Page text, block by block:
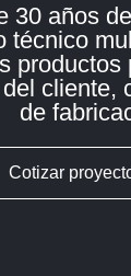
30 años
técnico
cliente,
de
Cotizar